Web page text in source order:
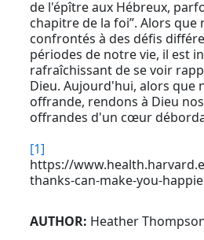
de l'épître aux Hébreux,
chapitre de la foi”. Alors que
confrontés à des défis
périodes de notre vie, il est
rafraîchissant de se voir
Dieu. Aujourd'hui, alors que
offrande, rendons à Dieu
offrandes d'un cœur
[1]
https://
thanks-can-make-you-
AUTHOR: Heather